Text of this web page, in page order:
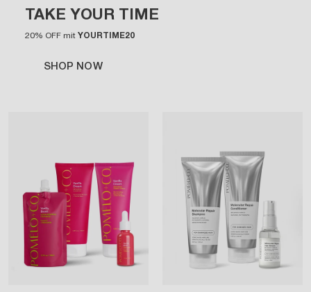
TAKE YOUR TIME
20% OFF mit YOURTIME20
SHOP NOW